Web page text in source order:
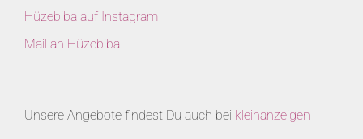
Hüzebiba auf Instagram
Mail an Hüzebiba
Unsere Angebote findest Du auch bei kleinanzeigen